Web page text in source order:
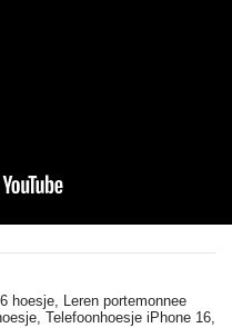
hoesje, Leren portemonnee
Telefoonhoesje iPhone 16,